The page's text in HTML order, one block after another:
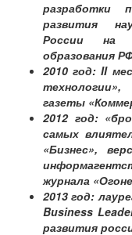
разработки
развития
России на
образования
2010 год: II
газеты
2012 год:
самых
«Бизнес»,
журнала
2013 год:
Business
развития